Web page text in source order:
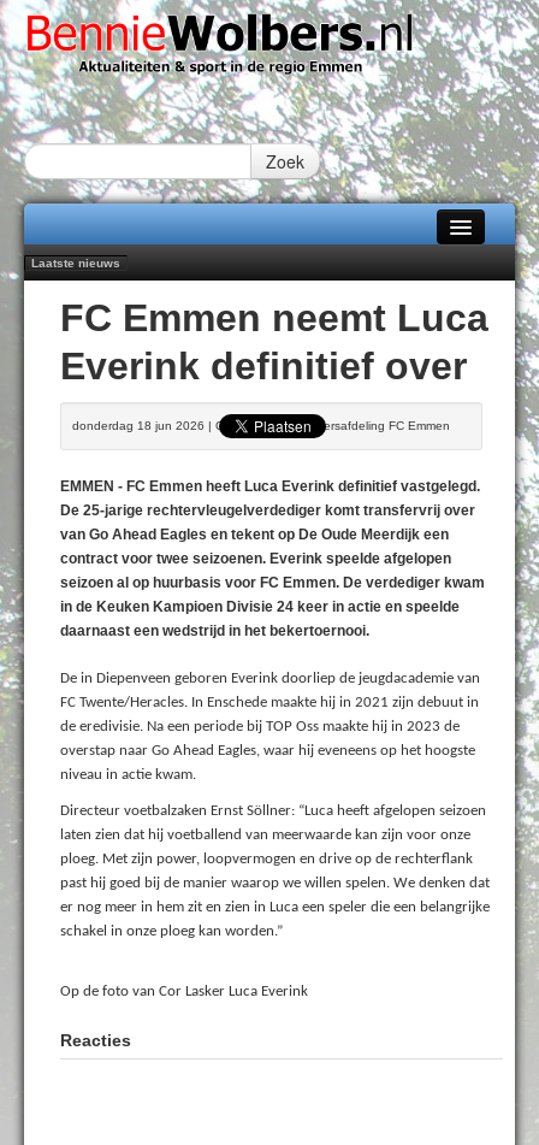
Zoek
Home
Alle categorieën
Over Bennie Wolbers
Fotoboek
Laatste nieuws
Daan Lambers tekent eerste profcontract bij FC Emmen
Jubileumfeest 35 jaar De Amer
Hunzeloopwandeltocht keert op 19 september 2026 terug naar Zuidlaren
102 kaarsen voor eeuwling Mieke Sijbom-Maatje
VRIJDAG 07 AUG 2026
FC Emmen neemt Luca
Everink definitief over
donderdag 18 jun 2026 | Geschreven door Persafdeling FC Emmen
EMMEN - FC Emmen heeft Luca Everink definitief vastgelegd.
De 25-jarige rechtervleugelverdediger komt transfervrij over
van Go Ahead Eagles en tekent op De Oude Meerdijk een
contract voor twee seizoenen. Everink speelde afgelopen
seizoen al op huurbasis voor FC Emmen. De verdediger kwam
in de Keuken Kampioen Divisie 24 keer in actie en speelde
daarnaast een wedstrijd in het bekertoernooi.
De in Diepenveen geboren Everink doorliep de jeugdacademie van
FC Twente/Heracles. In Enschede maakte hij in 2021 zijn debuut in
de eredivisie. Na een periode bij TOP Oss maakte hij in 2023 de
overstap naar Go Ahead Eagles, waar hij eveneens op het hoogste
niveau in actie kwam.
Directeur voetbalzaken Ernst Söllner: “Luca heeft afgelopen seizoen
laten zien dat hij voetballend van meerwaarde kan zijn voor onze
ploeg. Met zijn power, loopvermogen en drive op de rechterflank
past hij goed bij de manier waarop we willen spelen. We denken dat
er nog meer in hem zit en zien in Luca een speler die een belangrijke
schakel in onze ploeg kan worden.”
Op de foto van Cor Lasker Luca Everink
Reacties